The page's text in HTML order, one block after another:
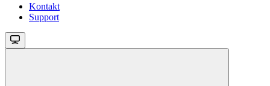
Kontakt
Support